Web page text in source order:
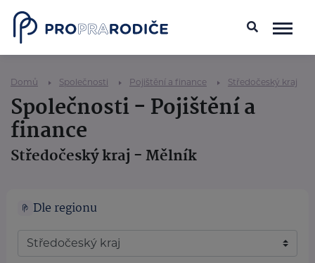
Domů Společnosti Pojištění a finance Středočeský kraj
Společnosti - Pojištění a
finance
Středočeský kraj - Mělník
Dle regionu